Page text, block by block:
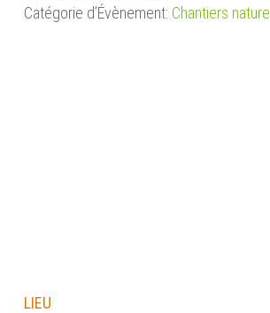
Catégorie d’Évènement: Chantiers nature
LIEU